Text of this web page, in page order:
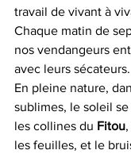
travail de vivant à
Chaque matin de
nos vendangeurs
avec leurs sécateurs.
En pleine nature,
sublimes, le soleil
les collines du Fitou
les feuilles, et le